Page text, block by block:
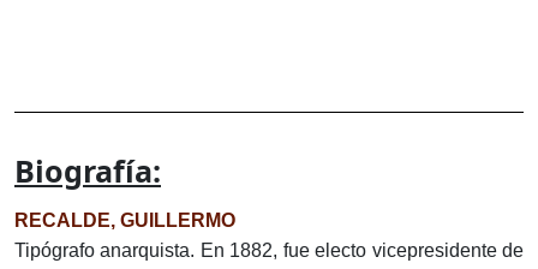
Biografía:
RECALDE, GUILLERMO
Tipógrafo anarquista. En 1882, fue electo vicepresidente de